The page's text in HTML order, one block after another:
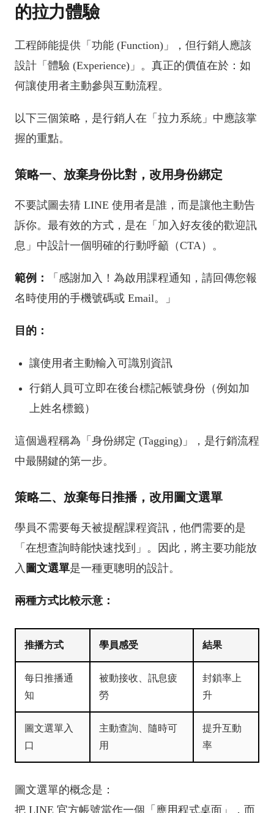
的拉力體驗
工程師能提供「功能 (Function)」，但行銷人應該
設計「體驗 (Experience)」。真正的價值在於：如
何讓使用者主動參與互動流程。
以下三個策略，是行銷人在「拉力系統」中應該掌
握的重點。
策略一、放棄身份比對，改用身份綁定
不要試圖去猜 LINE 使用者是誰，而是讓他主動告
訴你。最有效的方式，是在「加入好友後的歡迎訊
息」中設計一個明確的行動呼籲（CTA）。
範例：
「感謝加入！為啟用課程通知，請回傳您報
名時使用的手機號碼或 Email。」
目的：
讓使用者主動輸入可識別資訊
行銷人員可立即在後台標記帳號身份（例如加
上姓名標籤）
這個過程稱為「身份綁定 (Tagging)」，是行銷流程
中最關鍵的第一步。
策略二、放棄每日推播，改用圖文選單
學員不需要每天被提醒課程資訊，他們需要的是
「在想查詢時能快速找到」。因此，將主要功能放
入 圖文選單是一種更聰明的設計。
兩種方式比較示意：
推播方式 學員感受 結果
每日推播通
知
被動接收、訊息疲
勞
封鎖率上
升
圖文選單入
口
主動查詢、隨時可
用
提升互動
率
圖文選單的概念是：
把 LINE 官方帳號當作一個「應用程式桌面」，而